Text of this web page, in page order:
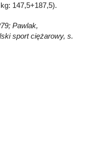
147,5+187,5).
Pawlak,
sport ciężarowy, s.